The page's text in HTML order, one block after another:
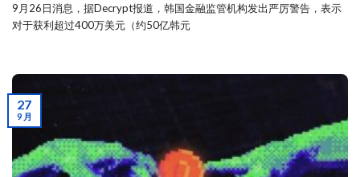
9月26日消息，据Decrypt报道，韩国金融监管机构发出严厉警告，表示
对于获利超过400万美元（约50亿韩元
27
9 月